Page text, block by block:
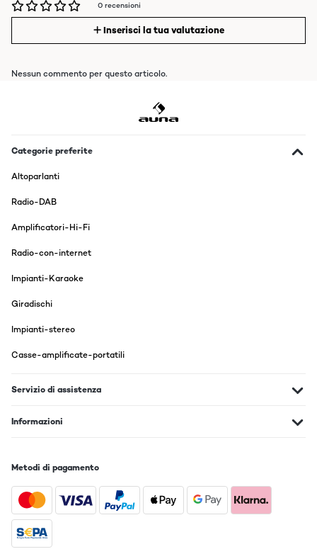
0 recensioni
Inserisci la tua valutazione
Nessun commento per questo articolo.
Categorie preferite
Altoparlanti
Radio-DAB
Amplificatori-Hi-Fi
Radio-con-internet
Impianti-Karaoke
Giradischi
Impianti-stereo
Casse-amplificate-portatili
Servizio di assistenza
Informazioni
Metodi di pagamento